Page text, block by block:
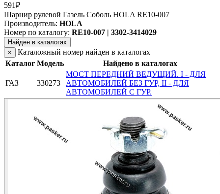
591₽
Шарнир рулевой Газель Соболь HOLA RE10-007
Производитель: HOLA
Номер по каталогу: RE10-007 | 3302-3414029
Найден в каталогах
×
Каталожный номер найден в каталогах
Каталог Модель Найдено в каталогах
ГАЗ 330273
МОСТ ПЕРЕДНИЙ ВЕДУЩИЙ. I - ДЛЯ
АВТОМОБИЛЕЙ БЕЗ ГУР, II - ДЛЯ
АВТОМОБИЛЕЙ С ГУР.